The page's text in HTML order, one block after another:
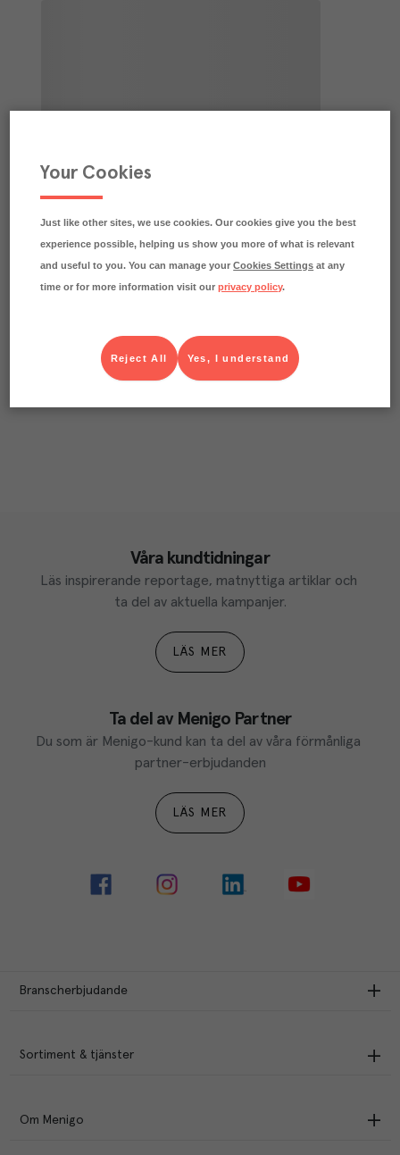
Våra kundtidningar
Läs inspirerande reportage, matnyttiga artiklar och
ta del av aktuella kampanjer.
LÄS MER
Ta del av Menigo Partner
Du som är Menigo-kund kan ta del av våra förmånliga
partner-erbjudanden
LÄS MER
Branscherbjudande
Sortiment & tjänster
Om Menigo
Your Cookies
Just like other sites, we use cookies. Our cookies give you the best
experience possible, helping us show you more of what is relevant
and useful to you. You can manage yourCookies Settings at any
time or for more information visit ourprivacy policy.
Yes, I understand
Reject All